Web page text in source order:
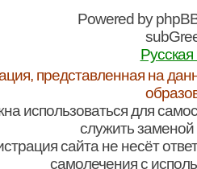
Powered by
представленная на
использоваться для
служить заменой
сайта не несёт
самолечения с